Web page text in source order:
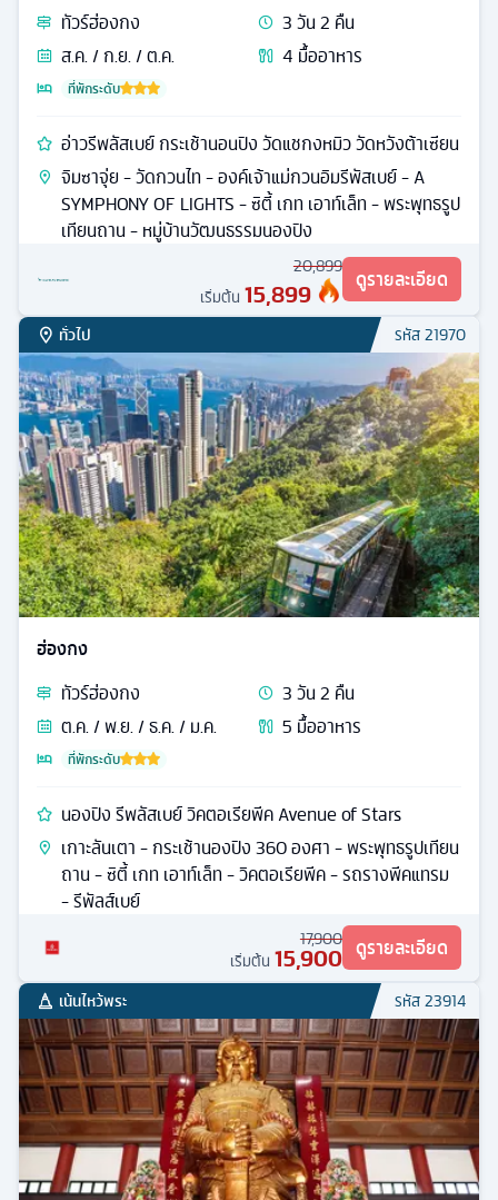
ทัวร์ฮ่องกง 3วัน2 คืน
ส.ค. / ก.ย. / ต.ค.
4 มื้ออาหาร
ที่พักระดับ
อ่าวรีพลัสเบย์ กระเช้านอนปิง วัดแชกงหมิว วัดหวังต้าเซียน
จิมซาจุ่ย - วัดกวนไท - องค์เจ้าแม่กวนอิมรีพัสเบย์ - A
SYMPHONY OF LIGHTS - ซิตี้ เกท เอาท์เล็ท - พระพุทธรูป
เทียนถาน - หมู่บ้านวัฒนธรรมนองปิง
20,899
เริ่มต้น 15,899 ดูรายละเอียด
ทั่วไป รหัส21970
ฮ่องกง
ทัวร์ฮ่องกง 3วัน2 คืน
ต.ค. / พ.ย. / ธ.ค. / ม.ค.
5 มื้ออาหาร
ที่พักระดับ
นองปิง รีพลัสเบย์ วิคตอเรียพีค Avenue of Stars
เกาะลันเตา - กระเช้านองปิง 360 องศา - พระพุทธรูปเทียน
ถาน - ซิตี้ เกท เอาท์เล็ท - วิคตอเรียพีค - รถรางพีคแทรม
- รีพัลส์เบย์
17,900
เริ่มต้น 15,900 ดูรายละเอียด
เน้นไหว้พระ รหัส23914